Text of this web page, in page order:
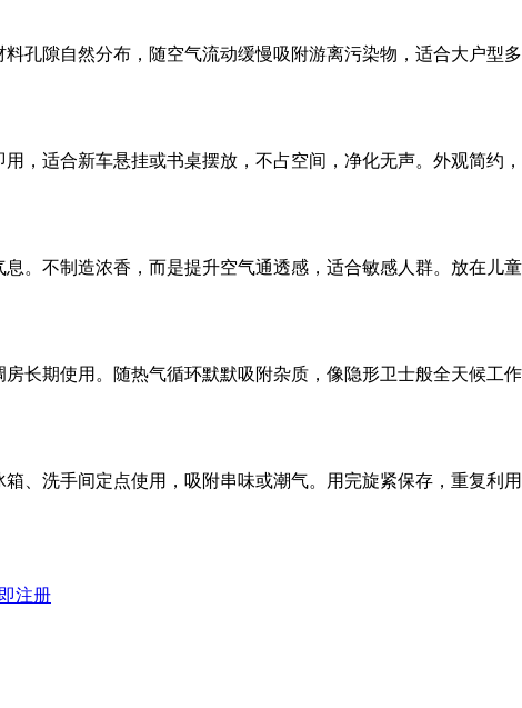
孔隙自然分布，随空气流动缓慢吸附游离污染物，适合大户型
，适合新车悬挂或书桌摆放，不占空间，净化无声。外观简约
。不制造浓香，而是提升空气通透感，适合敏感人群。放在儿
长期使用。随热气循环默默吸附杂质，像隐形卫士般全天候工
、洗手间定点使用，吸附串味或潮气。用完旋紧保存，重复利
注册